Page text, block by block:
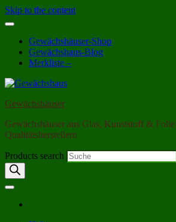
Skip to the content
Gewächshäuser-Shop
Gewächshaus-Blog
Merkliste –
Gewächshäuser
Gewächshäuser aus Glas, Kunststoff &
Qualitätsherstellern
Products search